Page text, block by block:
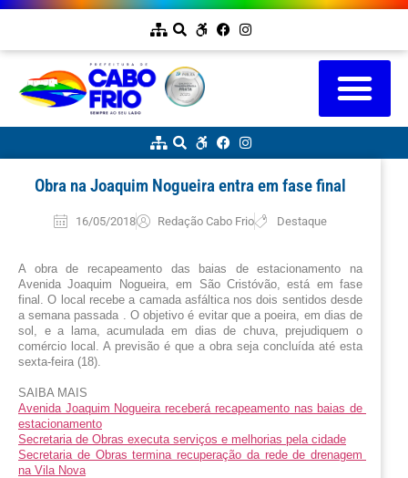
Obra na Joaquim Nogueira entra em fase final
16/05/2018 Redação Cabo Frio Destaque
A obra de recapeamento das baias de estacionamento na
Avenida Joaquim Nogueira, em São Cristóvão, está em fase
final. O local recebe a camada asfáltica nos dois sentidos desde
a semana passada . O objetivo é evitar que a poeira, em dias de
sol, e a lama, acumulada em dias de chuva, prejudiquem o
comércio local. A previsão é que a obra seja concluída até esta
sexta-feira (18).
SAIBA MAIS
Avenida Joaquim Nogueira receberá recapeamento nas baias de
estacionamento
Secretaria de Obras executa serviços e melhorias pela cidade
Secretaria de Obras termina recuperação da rede de drenagem
na Vila Nova